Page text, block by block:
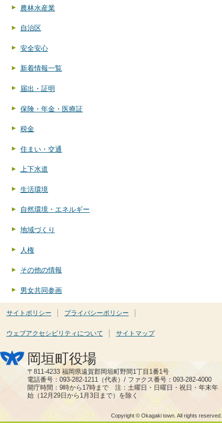
農林水産業
自治区
安全安心
新着情報一覧
届出・証明
保険・年金・医療証
税金
住まい・交通
上下水道
生活環境
自然環境・エネルギー
地域づくり
人権
その他の情報
男女共同参画
サイトポリシー プライバシーポリシー
ウェブアクセシビリティについて サイトマップ
岡垣町役場
〒811-4233 福岡県遠賀郡岡垣町野間1丁目1番1号
電話番号：093-282-1211（代表）/ ファクス番号：093-282-4000
開庁時間：9時から17時まで 注：土曜日・日曜日・祝日・年末年
始（12月29日から1月3日まで）を除く
Copyright © Okagaki town. All rights reserved.